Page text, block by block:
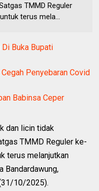
TMMD Reguler
terus mela...
Buka Bupati
Penyebaran Covid
Babinsa Ceper
dan licin tidak
TMMD Reguler ke-
terus melanjutkan
Bandardawung,
10/2025).